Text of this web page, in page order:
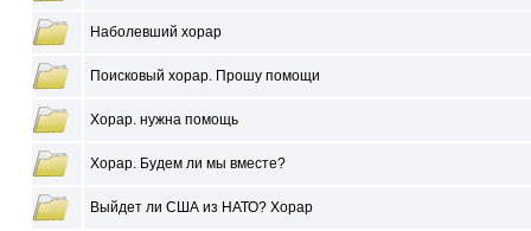
Наболевший хорар
Поисковый хорар. Прошу помощи
Xорар. нужна помощь
Хорар. Будем ли мы вместе?
Выйдет ли США из НАТО? Xорар